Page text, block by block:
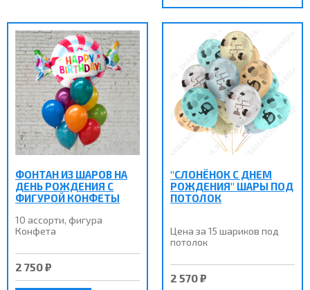
ФОНТАН ИЗ ШАРОВ НА
ДЕНЬ РОЖДЕНИЯ С
ФИГУРОЙ КОНФЕТЫ
10 ассорти, фигура
Конфета
2 750 ₽
"СЛОНЁНОК С ДНЕМ
РОЖДЕНИЯ" ШАРЫ ПОД
ПОТОЛОК
Цена за 15 шариков под
потолок
2 570 ₽